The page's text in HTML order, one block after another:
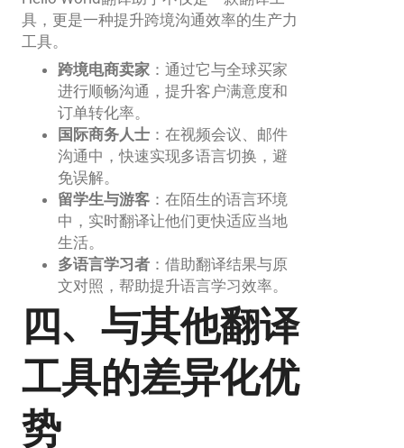
具，更是一种提升跨境沟通效率的生产力
工具。
跨境电商卖家 ：通过它与全球买家
进行顺畅沟通，提升客户满意度和
订单转化率。
国际商务人士 ：在视频会议、邮件
沟通中，快速实现多语言切换，避
免误解。
留学生与游客 ：在陌生的语言环境
中，实时翻译让他们更快适应当地
生活。
多语言学习者 ：借助翻译结果与原
文对照，帮助提升语言学习效率。
四、与其他翻译
工具的差异化优
势